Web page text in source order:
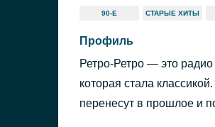
90-Е СТАРЫЕ ХИТЫ
Профиль
Ретро-Ретро — это
которая стала
перенесут в прошлое и